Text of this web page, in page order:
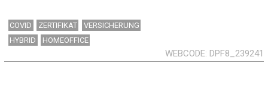
COVID ZERTIFIKAT
VERSICHERUNG
HYBRID
HOMEOFFICE
WEBCODE DPF8_239241